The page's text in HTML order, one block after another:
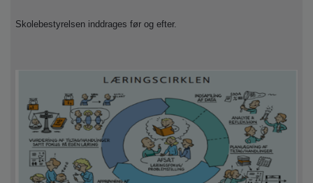
Skolebestyrelsen inddrages før og efter.